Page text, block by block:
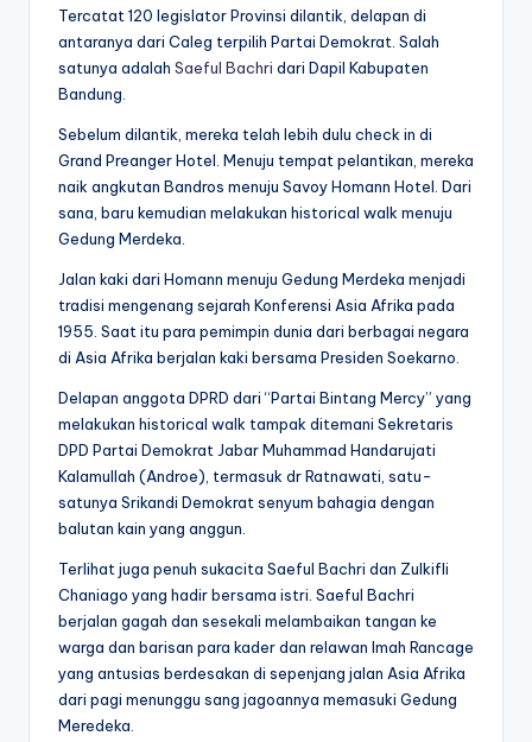
Tercatat 120 legislator Provinsi dilantik, delapan di
antaranya dari Caleg terpilih Partai Demokrat. Salah
satunya adalah Saeful Bachri dari Dapil Kabupaten
Bandung.
Sebelum dilantik, mereka telah lebih dulu check in di
Grand Preanger Hotel. Menuju tempat pelantikan, mereka
naik angkutan Bandros menuju Savoy Homann Hotel. Dari
sana, baru kemudian melakukan historical walk menuju
Gedung Merdeka.
Jalan kaki dari Homann menuju Gedung Merdeka menjadi
tradisi mengenang sejarah Konferensi Asia Afrika pada
1955. Saat itu para pemimpin dunia dari berbagai negara
di Asia Afrika berjalan kaki bersama Presiden Soekarno.
Delapan anggota DPRD dari “Partai Bintang Mercy” yang
melakukan historical walk tampak ditemani Sekretaris
DPD Partai Demokrat Jabar Muhammad Handarujati
Kalamullah (Androe), termasuk dr Ratnawati, satu-
satunya Srikandi Demokrat senyum bahagia dengan
balutan kain yang anggun.
Terlihat juga penuh sukacita Saeful Bachri dan Zulkifli
Chaniago yang hadir bersama istri. Saeful Bachri
berjalan gagah dan sesekali melambaikan tangan ke
warga dan barisan para kader dan relawan Imah Rancage
yang antusias berdesakan di sepenjang jalan Asia Afrika
dari pagi menunggu sang jagoannya memasuki Gedung
Meredeka.